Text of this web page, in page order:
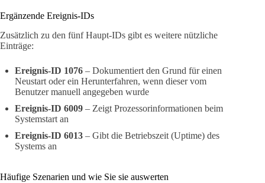
Ergänzende Ereignis-IDs
Zusätzlich zu den fünf Haupt-IDs gibt es weitere nützliche
Einträge:
Ereignis-ID 1076 – Dokumentiert den Grund für einen
Neustart oder ein Herunterfahren, wenn dieser vom
Benutzer manuell angegeben wurde
Ereignis-ID 6009 – Zeigt Prozessorinformationen beim
Systemstart an
Ereignis-ID 6013 – Gibt die Betriebszeit (Uptime) des
Systems an
Häufige Szenarien und wie Sie sie auswerten